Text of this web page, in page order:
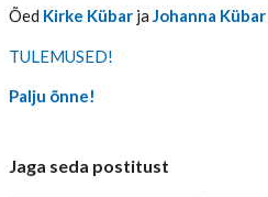
Õed Kirke Kübar jaJohanna Kübar
TULEMUSED!
Palju õnne!
Jaga seda postitust